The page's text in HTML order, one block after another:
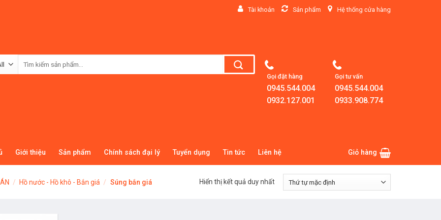
Tài khoản Sản phẩm Hệ thống cửa hàng
Gọi đặt hàng
0945.544.004
0932.127.001
Gọi tư vấn
0945.544.004
0933.908.774
Giới thiệu Sản phẩm Chính sách đại lý Tuyển dụng Tin tức Liên hệ Giỏ hàng
/ Hồ nước - Hồ khô - Bắn giá / Súng bắn giá Hiển thị kết quả duy nhất